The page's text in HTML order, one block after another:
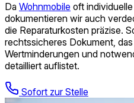
Da Wohnmobile oft
dokumentieren wir auch
die Reparaturkosten präzise.
rechtssicheres Dokument,
Wertminderungen und
detailliert auflistet.
Sofort zur Stelle